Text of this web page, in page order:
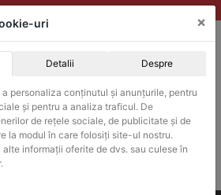
si in sistemul SEAP / SICAP
CAUTARE
uri ×
Detalii Despre
personaliza conținutul și anunțurile, pentru
și pentru a analiza traficul. De
de rețele sociale, de publicitate și de
la modul în care folosiți site-ul nostru.
informații oferite de dvs. sau culese în